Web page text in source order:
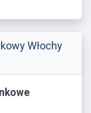
Włochy